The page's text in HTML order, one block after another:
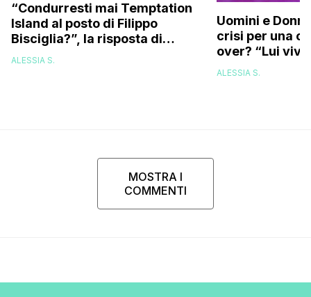
“Condurresti mai Temptation
Island al posto di Filippo
Bisciglia?”, la risposta di
Karina Cascella: “Andrei di
ALESSIA S.
Uomini e
crisi per una
over? “Lui
ALESSIA S.
MOSTRA I
COMMENTI